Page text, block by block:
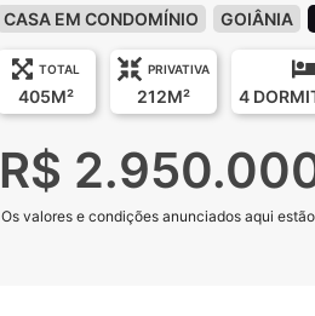
CASA EM CONDOMÍNIO GOIÂNIA
TOTAL
405M²
PRIVATIVA
212M² 4
R$
Os valores e condições anunciados aqui